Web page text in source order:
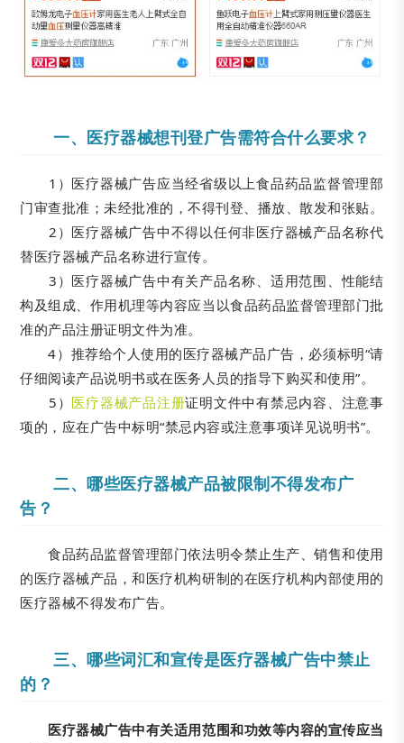
一、医疗器械想刊登广告需符合什么要求？
1）医疗器械广告应当经省级以上食品药品监督管理部
门审查批准；未经批准的，不得刊登、播放、散发和张贴。
2）医疗器械广告中不得以任何非医疗器械产品名称代
替医疗器械产品名称进行宣传。
3）医疗器械广告中有关产品名称、适用范围、性能结
构及组成、作用机理等内容应当以食品药品监督管理部门批
准的产品注册证明文件为准。
4）推荐给个人使用的医疗器械产品广告，必须标明“请
仔细阅读产品说明书或在医务人员的指导下购买和使用”。
5） 医疗器械产品注册证明文件中有禁忌内容、注意事
项的，应在广告中标明“禁忌内容或注意事项详见说明书”。
二、哪些医疗器械产品被限制不得发布广
告？
食品药品监督管理部门依法明令禁止生产、销售和使用
的医疗器械产品，和医疗机构研制的在医疗机构内部使用的
医疗器械不得发布广告。
三、哪些词汇和宣传是医疗器械广告中禁止
的？
医疗器械广告中有关适用范围和功效等内容的宣传应当